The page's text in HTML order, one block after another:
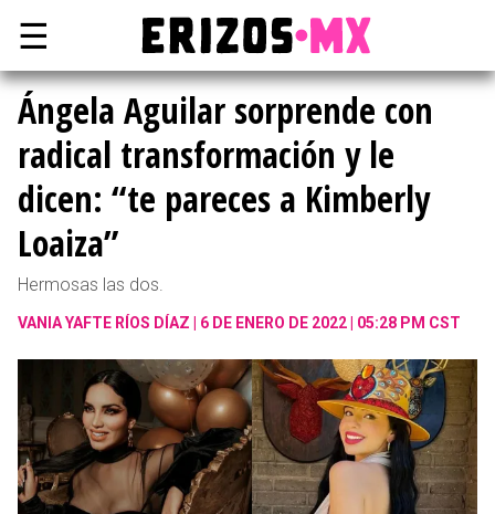
☰
Ángela Aguilar sorprende con
radical transformación y le
dicen: “te pareces a Kimberly
Loaiza”
Hermosas las dos.
VANIA YAFTE RÍOS DÍAZ 6 DE ENERO DE 2022 | 05:28 PM CST